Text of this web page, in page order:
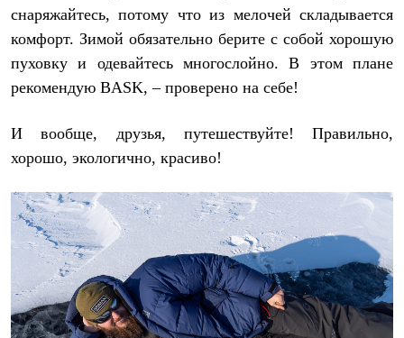
снаряжайтесь, потому что из мелочей складывается
комфорт. Зимой обязательно берите с собой хорошую
пуховку и одевайтесь многослойно. В этом плане
рекомендую BASK, – проверено на себе!
И вообще, друзья, путешествуйте! Правильно,
хорошо, экологично, красиво!